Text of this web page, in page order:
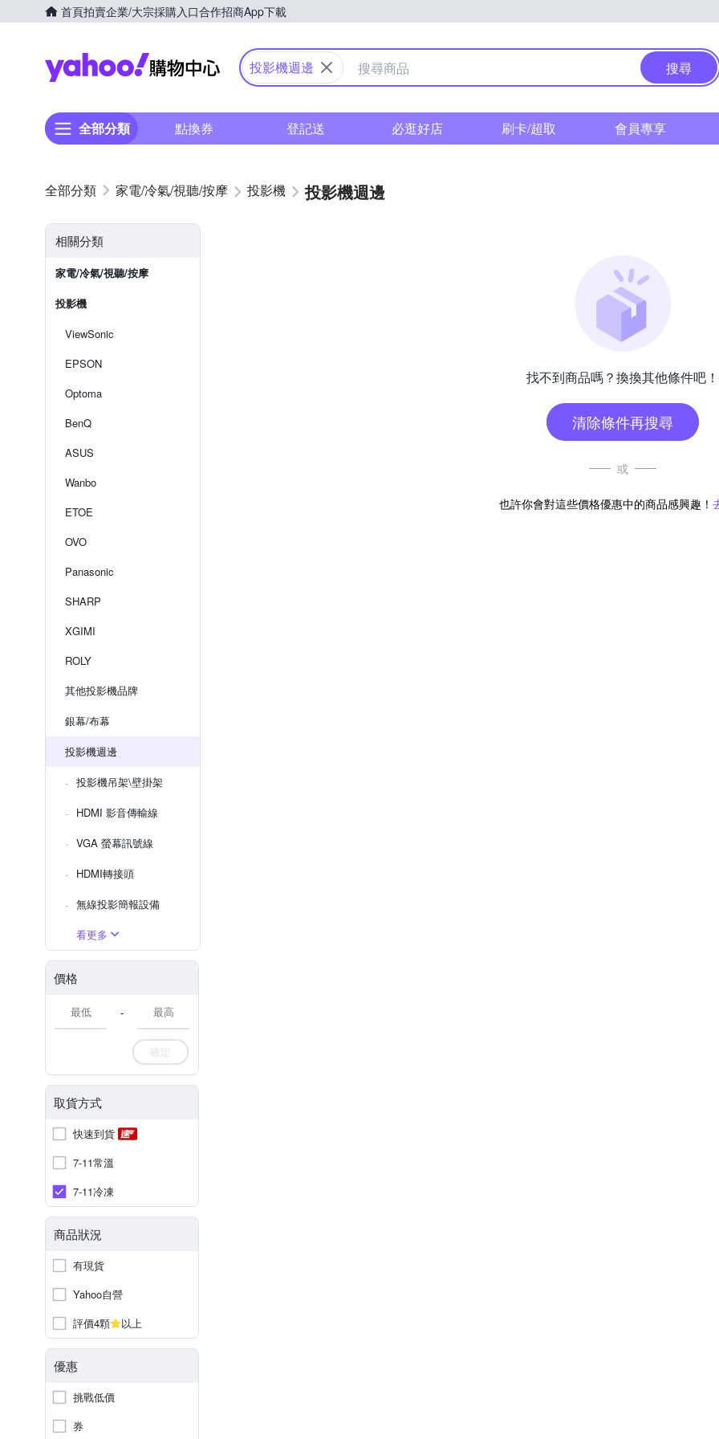
首頁拍賣企業/大宗採購入口合作招商App下載
Yahoo購物中心
投影機週邊 搜尋
全部分類 點換券 登記送 必逛好店 刷卡/超取 會員專享
家電/冷氣/視聽/按摩 投影機 投影機週邊
相關分類
家電/冷氣/視聽/按摩
投影機
ViewSonic
EPSON
Optoma
BenQ
ASUS
Wanbo
ETOE
OVO
Panasonic
SHARP
XGIMI
ROLY
其他投影機品牌
銀幕/布幕
投影機週邊
投影機吊架\壁掛架
HDMI 影音傳輸線
VGA 螢幕訊號線
HDMI轉接頭
無線投影簡報設備
看更多
價格
-
確定
取貨方式
快速到貨
7-11常溫
7-11冷凍
商品狀況
有現貨
Yahoo自營
評價4顆
以上
優惠
挑戰低價
券
找不到商品嗎？換換其他條件吧！
清除條件再搜尋
或
也許你會對這些價格優惠中的商品感興趣！